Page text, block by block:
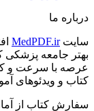
درباره ما
سایتMedPDF.ir
بهتر جامعه پزشکی
عرصه با سرعت و
کتاب و ویدئوهای
سفارش کتاب از